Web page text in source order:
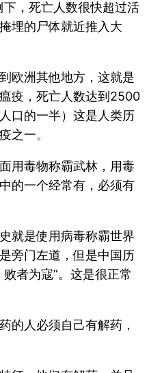
，死亡人数很快超过活
埋的尸体就近推入大
欧洲其他地方，这就是
疫，死亡人数达到2500
口的一半）这是人类历
之一。
用毒物称霸武林，用毒
的一个经常有，必须有
就是使用病毒称霸世界
旁门左道，但是中国历
者为寇”。这是很正常
的人必须自己有解药，